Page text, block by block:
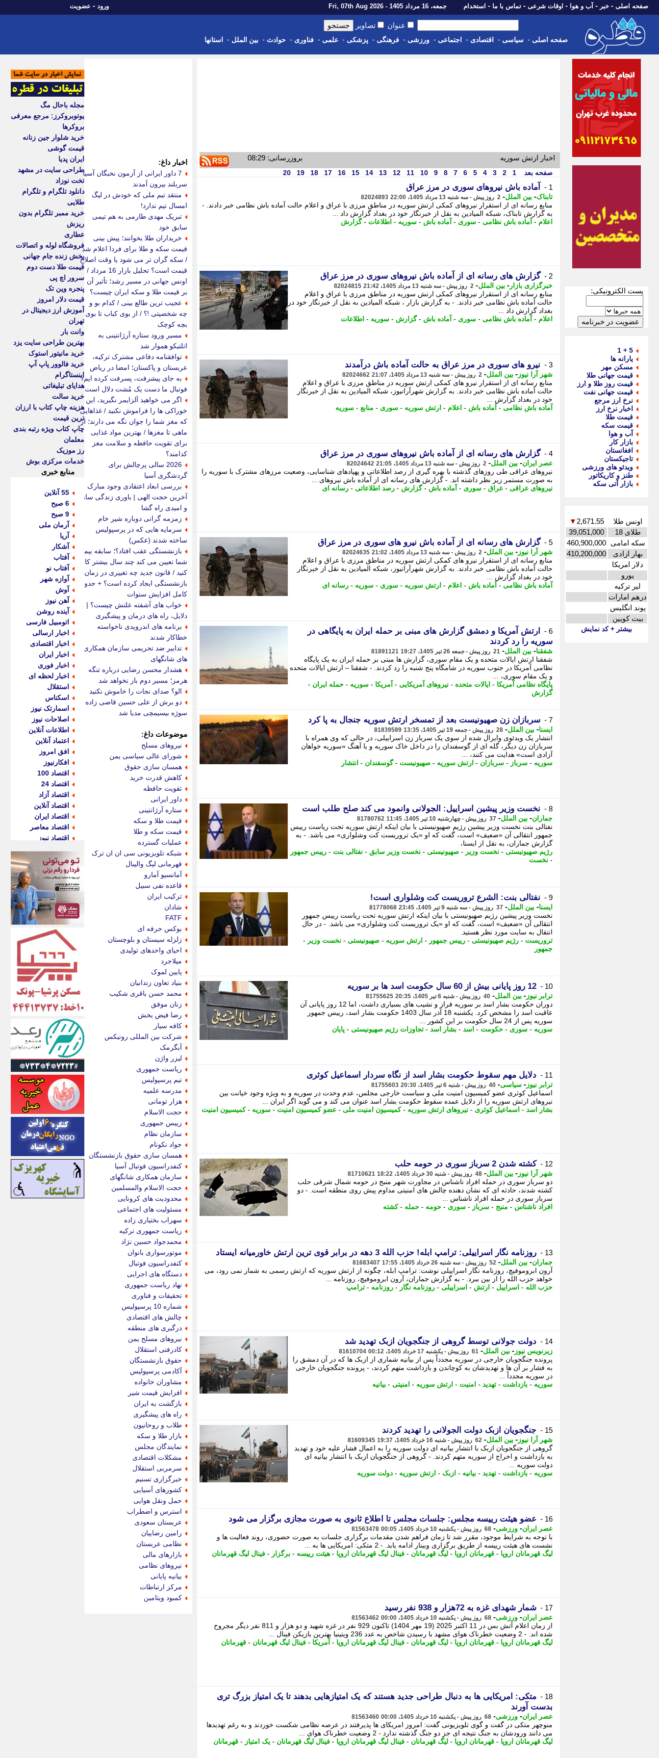
صفحه اصلی - خبر - آب و هوا - اوقات شرعی - تماس با ما - استخدام جمعه، 16 مرداد 1405 - Fri, 07th Aug 2026 ورود - عضویت
عنوان تصاویر
صفحه اصلی - سیاسی - اقتصادی - اجتماعی - ورزشی - فرهنگی - پزشکی - علمی - فناوری - حوادث - بین الملل - استانها
پست الکترونیکی:
5 + 1
یارانه ها
مسکن مهر
قیمت جهانی طلا
قیمت روز طلا و ارز
قیمت جهانی نفت
نرخ ارز مرجع
اخبار نرخ ارز
قیمت طلا
قیمت سکه
آب و هوا
بازار کار
افغانستان
تاجیکستان
ویدئو های ورزشی
طنز و کاریکاتور
بازار آتی سکه
اونس طلا 2,671.55
▼
طلای 18
39,051,000
سکه امامی 460,900,000
بهار ازادی
410,200,000
دلار امریکا
یورو
لیر ترکیه
درهم امارات
پوند انگلیس
بیت کویین
بیشتر + کد نمایش
اخبار ارتش سوریه بروزرسانی: 08:29
صفحه بعد 1
2
3
4
5
6
7
8
9
10
11
12
13
14
15
16
17
18
19
20
1 - آماده باش نیروهای سوری در مرز عراق
تابناک- بین الملل- 2 روز پیش - سه شنبه 13 مرداد 1405، 22:00 82024893
منابع رسانه ای از استقرار نیروهای کمکی ارتش سوریه در مناطق مرزی با عراق و اعلام حالت آماده باش نظامی خبر دادند. -
به گزارش تابناک، شبکه المیادین به نقل از خبرنگار خود در بغداد گزارش داد ...
اعلام - آماده باش نظامی - سوری - آماده باش - سوریه - اطلاعات -گزارش
2 - گزارش های رسانه ای از آماده باش نیروهای سوری در مرز عراق
خبرگزاری بازار - بین الملل- 2 روز پیش - سه شنبه 13 مرداد 1405، 21:42 82024815
منابع رسانه ای از استقرار نیروهای کمکی ارتش سوریه در مناطق مرزی با عراق و اعلام
حالت آماده باش نظامی خبر دادند. - به گزارش بازار ، شبکه المیادین به نقل از خبرنگار خود در
بغداد گزارش داد ...
اعلام - آماده باش نظامی - سوری - آماده باش -گزارش - سوریه - اطلاعات
3 - نیرو های سوری در مرز عراق به حالت آماده باش درآمدند
شهر آرا نیوز - بین الملل- 2 روز پیش - سه شنبه 13 مرداد 1405، 21:07 82024662
منابع رسانه ای از استقرار نیرو های کمکی ارتش سوریه در مناطق مرزی با عراق و اعلام
حالت آماده باش نظامی خبر دادند. به گزارش شهرآرانیوز، شبکه المیادین به نقل از خبرنگار
خود در بغداد گزارش ...
آماده باش نظامی - آماده باش - اعلام - ارتش سوریه - سوری - منابع - سوریه
4 - گزارش های رسانه ای از آماده باش نیروهای سوری در مرز عراق
عصر ایران- بین الملل- 2 روز پیش - سه شنبه 13 مرداد 1405، 21:05 82024642
نیروهای عراقی طی روزهای گذشته با بهره گیری از رصد اطلاعاتی و پهپادهای شناسایی، وضعیت مرزهای مشترک با سوریه را
به صورت مستمر زیر نظر داشته اند. - گزارش های رسانه ای از آماده باش نیروهای ...
نیروهای عراقی - عراق - سوری - آماده باش -گزارش - رصد اطلاعاتی - رسانه ای
5 - گزارش های رسانه ای از آماده باش نیرو های سوری در مرز عراق
شهر آرا نیوز - بین الملل- 2 روز پیش - سه شنبه 13 مرداد 1405، 21:02 82024635
منابع رسانه ای از استقرار نیرو های کمکی ارتش سوریه در مناطق مرزی با عراق و اعلام
حالت آماده باش نظامی خبر دادند. به گزارش شهرآرانیوز، شبکه المیادین به نقل از خبرنگار
خود در بغداد گزارش ...
آماده باش نظامی - آماده باش - اعلام - ارتش سوریه - سوری - سوریه - رسانه ای
6 -
ارتش آمریکا و دمشق گزارش های مبنی بر حمله ایران به پایگاهی در
سوریه را رد کردند
شفقنا- بین الملل- 21 روز پیش - جمعه 26 تیر 1405، 19:27 81891121
شفقنا ارتش ایالات متحده و یک مقام سوری، گزارش ها مبنی بر حمله ایران به یک پایگاه
نظامی آمریکا در جنوب سوریه در شامگاه پنج شنبه را رد کردند. - شفقنا – ارتش ایالات متحده
و یک مقام سوری، ...
پایگاه نظامی آمریکا - ایالات متحده - نیروهای آمریکایی - آمریکا - سوریه - حمله ایران -
گزارش
7 - سربازان زن صهیونیست بعد از تمسخر ارتش سوریه جنجال به پا کرد
ایسنا- بین الملل- 28 روز پیش - جمعه 19 تیر 1405، 13:35 81839589
انتشار یک ویدئوی وایرال شده از سوی یک سرباز زن اسراییلی، در حالی که وی همراه با
سربازان زن دیگر، گله ای از گوسفندان را در داخل خاک سوریه و با آهنگ «سوریه خواهان
آزادی است» هدایت می کنند، ...
سوریه - سرباز - سربازان - ارتش سوریه - صهیونیست -گوسفندان - انتشار
8 - نخست وزیر پیشین اسراییل: الجولانی وانمود می کند صلح طلب است
جماران- بین الملل- 37 روز پیش - چهارشنبه 10 تیر 1405، 11:45 81780762
نفتالی بنت نخست وزیر پیشین رژیم صهیونیستی با بیان اینکه ارتش سوریه تحت ریاست رییس
جمهور انتقالی آن «ضعیف» است، گفت که او «یک تروریست کت وشلواری» می باشد. - به
گزارش جماران، به نقل از ایسنا،
رژیم صهیونیستی - نخست وزیر - صهیونیستی - نخست وزیر سابق - نفتالی بنت - رییس جمهور
- نخست
9 - نفتالی بنت: الشرع تروریست کت وشلواری است!
ایسنا- بین الملل- 37 روز پیش - سه شنبه 9 تیر 1405، 23:45 81778068
نخست وزیر پیشین رژیم صهیونیستی با بیان اینکه ارتش سوریه تحت ریاست رییس جمهور
انتقالی آن «ضعیف» است، گفت که او «یک تروریست کت وشلواری» می باشد. - در ﺣﺎل
اﻧﺘﻘﺎل ﺑﻪ ﺳﺎﯾﺖ ﻣﻮرد ﻧﻈﺮ ﻫﺴﺘﯿﺪ.
تروریست - رژیم صهیونیستی - رییس جمهور - ارتش سوریه - صهیونیستی - نخست وزیر -
جمهور
10 - 12 روز پایانی بیش از 60 سال حکومت اسد ها بر سوریه
ترابر نیوز - بین الملل- 40 روز پیش - شنبه 6 تیر 1405، 20:35 81755625
دوران حکومت بشار اسد بر سوریه فراز و نشیب های بسیاری داشت، اما 12 روز پایانی آن
عاقبت اسد را مشخص کرد. یکشنبه 18 آذر سال 1403 حکومت بشار اسد، رییس جمهور
سوریه پس از 24 سال حکومت بر این کشور ...
سوریه - سوری - حکومت - اسد - بشار اسد - تجاوزات رژیم صهیونیستی - پایان
11 - دلایل مهم سقوط حکومت بشار اسد از نگاه سردار اسماعیل کوثری
ترابر نیوز - سیاسی- 40 روز پیش - شنبه 6 تیر 1405، 20:30 81755603
اسماعیل کوثری عضو کمیسیون امنیت ملی و سیاست خارجی مجلس، عدم وحدت در سوریه و به ویژه وجود خیانت بین
نیروهای ارتش سوریه را از دلایل عمده سقوط حکومت بشار اسد عنوان می کند و می گوید اگر ایران ...
بشار اسد - اسماعیل کوثری - نیروهای ارتش سوریه -کمیسیون امنیت ملی - عضو کمیسیون امنیت - سوریه -کمیسیون امنیت
12 - کشته شدن 2 سرباز سوری در حومه حلب
شهر آرا نیوز - بین الملل- 48 روز پیش - شنبه 30 خرداد 1405، 18:22 81710621
دو سرباز سوری در حمله افراد ناشناس در مجاورت شهر منبج در حومه شمال شرقی حلب
کشته شدند، حادثه ای که نشان دهنده چالش های امنیتی مداوم پیش روی منطقه است. - دو
سرباز سوری در حمله افراد ناشناس ...
افراد ناشناس - منبج - سرباز - سوری - حومه - حمله -کشته
13 - روزنامه نگار اسراییلی: ترامپ ابله! حزب الله 3 دهه در برابر قوی ترین ارتش خاورمیانه ایستاد
جماران- بین الملل- 52 روز پیش - سه شنبه 26 خرداد 1405، 17:55 81683407
آرون ابروموفیچ، روزنامه نگار اسراییلی نوشت: ترامپ ابله، چگونه از ارتش سوریه که ارتش رسمی به شمار نمی رود، می
خواهد حزب الله را از بین ببرد. - به گزارش جماران، آرون ابروموفیچ، روزنامه ...
حزب الله - اسراییل - ارتش - اسراییلی - روزنامه نگار - روزنامه - ترامپ
14 - دولت جولانی توسط گروهی از جنگجویان ازبک تهدید شد
زیرنویس نیوز - بین الملل- 61 روز پیش - یکشنبه 17 خرداد 1405، 00:12 81610704
پرونده جنگجویان خارجی در سوریه مجدداً پس از بیانیه شماری از ازبک ها که در آن دمشق را
به فشار بر آن ها و تهدیدشان به کوچاندن و بازداشت متهم کردند، - پرونده جنگجویان خارجی
در سوریه مجدداً ...
سوریه - بازداشت - تهدید - امنیت - ارتش سوریه - امنیتی - بیانیه
15 - جنگجویان ازبک دولت الجولانی را تهدید کردند
شهر آرا نیوز - بین الملل- 62 روز پیش - شنبه 16 خرداد 1405، 19:37 81609345
گروهی از جنگجویان ازبک با انتشار بیانیه ای دولت سوریه را به اعمال فشار علیه خود و تهدید
به بازداشت و اخراج از سوریه متهم کردند. - گروهی از جنگجویان ازبک با انتشار بیانیه ای
دولت سوریه ...
سوریه - بازداشت - تهدید - بیانیه - ازبک - ارتش سوریه - دولت سوریه
16 - عضو هیئت رییسه مجلس: جلسات مجلس تا اطلاع ثانوی به صورت مجازی برگزار می شود
عصر ایران- ورزشی- 68 روز پیش - یکشنبه 10 خرداد 1405، 00:05 81563478
با توجه به شرایط موجود، مقرر شد تا زمان فراهم شدن مقدمات برگزاری جلسات به صورت حضوری، روند فعالیت ها و
نشست های هیئت رییسه از طریق برگزاری وبینار ادامه یابد. - 2 متکی: امریکایی ها به ...
لیگ قهرمانان اروپا - قهرمانان اروپا - لیگ قهرمانان - فینال لیگ قهرمانان اروپا - هیئت رییسه - برگزار - فینال لیگ قهرمانان
17 - شمار شهدای غزه به 72هزار و 938 نفر رسید
عصر ایران- ورزشی- 68 روز پیش - یکشنبه 10 خرداد 1405، 00:00 81563462
از زمان اعلام آتش بس در 11 اکتبر 2025 (19 مهر 1404) تاکنون 929 نفر در غزه شهید و دو هزار و 811 نفر دیگر مجروح
شده اند. - 2 وضعیت خطرناک هوای مشهد با رسیدن شاخص به عدد 236 ویتینیا بهترین بازیکن فینال ...
لیگ قهرمانان اروپا - قهرمانان اروپا - لیگ قهرمانان - فینال لیگ قهرمانان اروپا - آمریکا - فینال لیگ قهرمانان - قهرمانان
18 -
متکی: امریکایی ها به دنبال طراحی جدید هستند که یک امتیازهایی بدهند تا یک امتیاز بزرگ تری
بدست آورند
عصر ایران- ورزشی- 68 روز پیش - یکشنبه 10 خرداد 1405، 00:00 81563460
منوچهر متکی در گفت و گوی تلویزیونی گفت: امروز امریکای ها پذیرفتند در عرصه نظامی شکست خوردند و به رغم تهدیدها
می دانند ورودشان به جنگ نتیجه ای جز دو جنگ گذشته ندارد - 2 وضعیت خطرناک هوای ...
لیگ قهرمانان اروپا - قهرمانان اروپا - لیگ قهرمانان - فینال لیگ قهرمانان اروپا - فینال لیگ قهرمانان - یک امتیاز - قهرمانان
اخبار داغ:
7 داور ایرانی از آزمون نخبگان آسیا
سربلند بیرون آمدند
منتقد تیم ملی که خودش در لیگ
امسال تیم ندارد!
تبریک مهدی طارمی به هم تیمی
سابق خود
خریداران طلا بخوانند؛ پیش بینی
قیمت سکه و طلا برای فردا اعلام شد
/ سکه گران تر می شود یا وقت اصلاح
قیمت است؟ تحلیل بازار 16 مرداد /
اونس جهانی در مسیر رشد؛ تأثیر آن
بر قیمت طلا و سکه ایران چیست؟
عجیب ترین طالع بینی / کدام بو و
چه شخصیتی !؟ / از بوی کباب تا بوی
بچه کوچک
مسیر ورود ستاره آرژانتینی به
اتلتیکو هموار شد
توافقنامه دفاعی مشترک ترکیه،
عربستان و پاکستان؛ امضا در ریاض
به جای پیشرفت، پسرفت کرده ایم/
فوتبال ما دست یک مُشت دلال است
اگر می خواهید آلزایمر نگیرید، این
خوراکی ها را فراموش نکنید / غذاهایی
که مغز شما را جوان نگه می دارند؛ از
ماهی تا مغزها / بهترین مواد غذایی
برای تقویت حافظه و سلامت مغز
کدامند؟
2026 سالی پرچالش برای
گردشگری آسیا
بررسی ابعاد اعتقادی وجود مبارک
آخرین حجت الهی | باوری زندگی ساز
و امیدی راه گشا
زمزمه گرانی دوباره شیر خام
سرمایه هایی که در پرسپولیس
ساخته شدند (عکس)
بازنشستگی عقب افتاد؟؛ سابقه بیمه
شما تعیین می کند چند سال بیشتر کار
کنید / قانون جدید چه تغییری در زمان
بازنشستگی ایجاد کرده است؟ + جدول
کامل افزایش سنوات
خواب های آشفته علتش چیست؟ |
دلایل، راه های درمان و پیشگیری
برنامه های اندرویدی ناخواسته
خطاکار شدند
تدابیر ضد تحریمی سازمان همکاری
های شانگهای
هشدار محسن رضایی درباره تنگه
هرمز؛ مسیر دوم باز نخواهد شد
الو؟ صدای نجات را خاموش نکنید
دو برش از علی حسین قاضی زاده
سوژه بیسیمچی مدیا شد
موضوعات داغ:
نیروهای مسلح
شورای عالی سیاسی یمن
همسان سازی حقوق
کاهش قدرت خرید
تقویت حافظه
داور ایرانی
ستاره آرژانتینی
قیمت طلا و سکه
قیمت سکه و طلا
عملیات گسترده
شبکه تلویزیونی سی ان ان ترک
قهرمانی لیگ والیبال
آمانسیو آمارو
قاعده نفی سبیل
ترکیب ایران
شادان
FATF
بوکس حرفه ای
زلزله سیستان و بلوچستان
احیای واحدهای تولیدی
میلاجرد
پایین لموک
بنیاد تعاون زندانیان
محمد حسن باقری شکیب
زنان موفق
رضا فیض بخش
کافه سیار
شرکت بین المللی رونیکس
آبگرمک
لیزر واژن
ریاست جمهوری
تیم پرسپولیس
مدرسه علمیه
هزار تومانی
حجت الاسلام
رییس جمهوری
سازمان نظام
جواد نکونام
همسان سازی حقوق بازنشستگان
کنفدراسیون فوتبال آسیا
سازمان همکاری شانگهای
حجت الاسلام والمسلمین
محدودیت های کرونایی
مسئولیت های اجتماعی
سهراب بختیاری زاده
ریاست جمهوری ترکیه
محمدجواد حسین نژاد
موتورسواری بانوان
کنفدراسیون فوتبال
دستگاه های اجرایی
نهاد ریاست جمهوری
تحقیقات و فناوری
شماره 10 پرسپولیس
چالش های اقتصادی
درگیری های منطقه
نیروهای مسلح یمن
کادرفنی استقلال
حقوق بازنشستگان
آکادمی پرسپولیس
مشاوران خانواده
افزایش قیمت شیر
بازگشت به ایران
راه های پیشگیری
طلاب و روحانیون
بازار طلا و سکه
نمایندگان مجلس
مشکلات اقتصادی
سرمربی استقلال
خبرگزاری تسنیم
کشورهای آسیایی
حمل ونقل هوایی
استرس و اضطراب
عربستان سعودی
رامین رضاییان
نظامی عربستان
بازارهای مالی
نیروهای نظامی
بیانیه پایانی
مرکز ارتباطات
کمبود ویتامین
مجله باحال مگ
یوتوبروکرز: مرجع معرفی
بروکرها
خرید شلوار جین زنانه
قیمت گوشی
ایران پدیا
طراحی سایت در مشهد
تخت نوزاد
دانلود تلگرام و تلگرام
طلایی
خرید ممبر تلگرام بدون
ریزش
عطاری
فروشگاه لوله و اتصالات
پخش زنده جام جهانی
قیمت طلا دست دوم
سرور اچ پی
پنجره وین تک
قیمت دلار امروز
آموزش ارز دیجیتال در
تهران
وانت بار
بهترین طراحی سایت یزد
خرید مانیتور استوک
خرید فالوور پاپ آپ
اینستاگرام
هدایای تبلیغاتی
خرید سالت
هزینه چاپ کتاب با ارزان
ترین قیمت
چاپ کتاب ویژه رتبه بندی
معلمان
رز موزیک
خدمات مرکزی بوش
منابع خبری
55 آنلاین
6 صبح
9 صبح
آرمان ملی
آریا
آشکار
آفتاب
آفتاب نو
آوازه شهر
آوش
آهن نیوز
آینده روشن
اتومبیل فارسی
اخبار ارسالی
اخبار اقتصادی
اخبار ایران
اخبار فوری
اخبار لحظه ای
استقلال
اسکناس
اسمارتک نیوز
اصلاحات نیوز
اطلاعات آنلاین
اعتماد آنلاین
افق امروز
افکارنیوز
اقتصاد 100
اقتصاد 24
اقتصاد آزاد
اقتصاد آنلاین
اقتصاد ایران
اقتصاد معاصر
اقتصاد نیوز
اکوفارس
اکونگار
اکونیوز
الف
انتشار آنلاین
اندیشه قرن
اندیشه معاصر
اندیشه ها
انرژی پرس
ای استخدام
ایتنا
ایراف
ایران آرت
ایران آنلاین
ایران زندگی
ایران فوری
ایرانی روز
ایرانیتال
ایرنا
ایسکانیوز
ایسنا
ایکنا
ایلنا
اینتیتر
ایونا نیوز
بازتاب آنلاین
باشگاه خبرنگاران
باغستان نیوز
بامبوک
ببین و بخون
بدینسان
بنکر